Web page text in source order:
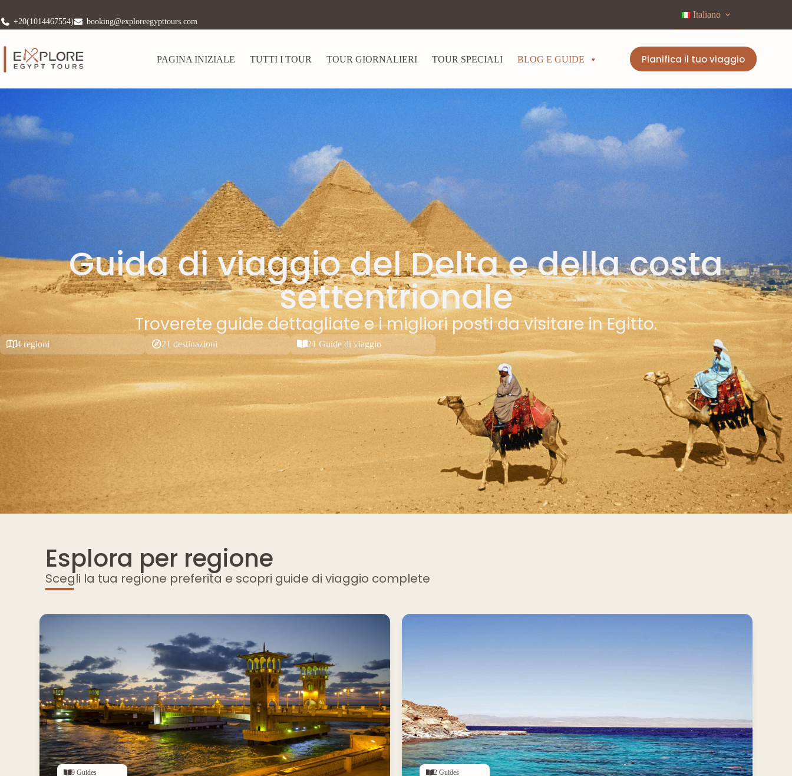
+20(1014467554) booking@exploreegypttours.com
Italiano
PAGINA INIZIALE TUTTI I TOUR TOUR GIORNALIERI TOUR SPECIALI BLOG E GUIDE Pianifica il tuo viaggio
Guida di viaggio del Delta e della costa
settentrionale
Troverete guide dettagliate e i migliori posti da visitare in Egitto.
4 regioni 21 destinazioni 21 Guide di viaggio
Esplora per regione
Scegli la tua regione preferita e scopri guide di viaggio complete
9 Guides 2 Guides